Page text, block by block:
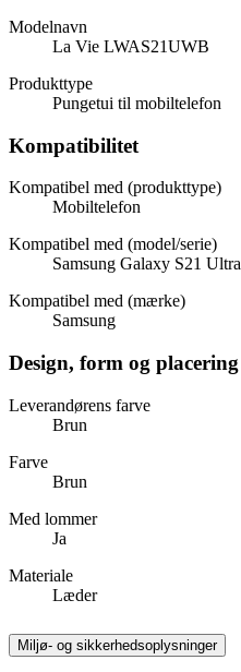
Modelnavn
La Vie LWAS21UWB
Produkttype
Pungetui til mobiltelefon
Kompatibilitet
Kompatibel med (produkttype)
Mobiltelefon
Kompatibel med (model/serie)
Samsung Galaxy S21 Ultra
Kompatibel med (mærke)
Samsung
Design, form og placering
Leverandørens farve
Brun
Farve
Brun
Med lommer
Ja
Materiale
Læder
Miljø- og sikkerhedsoplysninger